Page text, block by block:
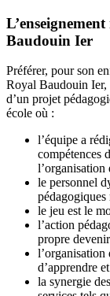
Baudouin Ier
Préférer, pour son
Royal Baudouin Ier,
d’un projet
école où :
l’équipe a
compétences
l’organisation
le personnel
pédagogiques
le jeu est le
l’action
propre devenir
l’organisation
d’apprendre
la synergie